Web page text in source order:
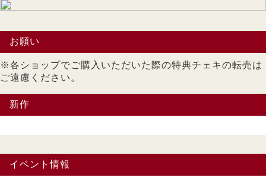
お願い
※各ショップでご購入いただいた際の特典チェキの転売は
ご遠慮ください。
新作
イベント情報